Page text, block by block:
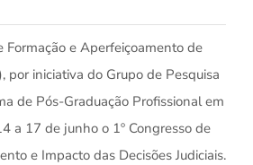
Formação e Aperfeiçoamento de
por iniciativa do Grupo de Pesquisa
de Pós-Graduação Profissional em
a 17 de junho o 1º Congresso de
e Impacto das Decisões Judiciais.